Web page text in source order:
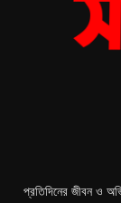
প্রতিদিনের জীবন ও